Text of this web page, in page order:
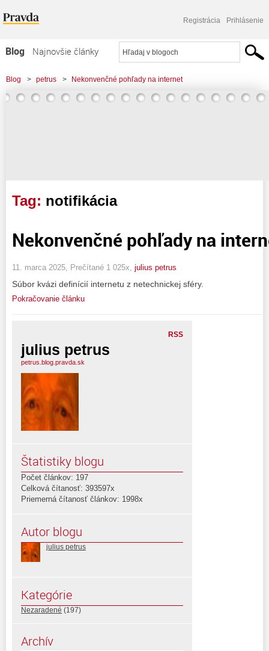
Registrácia Prihlásenie
Blog
Najnovšie články
Najčítanejšie články
Najkomentovanejšie články
Blog > petrus > Nekonvenčné pohľady na internet
Tag: notifikácia
Nekonvenčné pohľady na
11. marca 2025, Prečítané 1 025x, julius petrus
Súbor kvázi definícií internetu z netechnickej sféry.
Pokračovanie článku
RSS
julius petrus
petrus.blog.pravda.sk
Štatistiky blogu
Počet článkov: 197
Celková čítanosť: 393597x
Priemerná čítanosť článkov: 1998x
Autor blogu
julius petrus
Kategórie
Nezaradené (197)
Archív